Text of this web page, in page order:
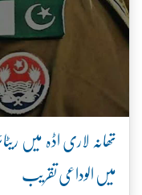
تھانہ لاری اڈہ میں
میں الوداعی تقریب